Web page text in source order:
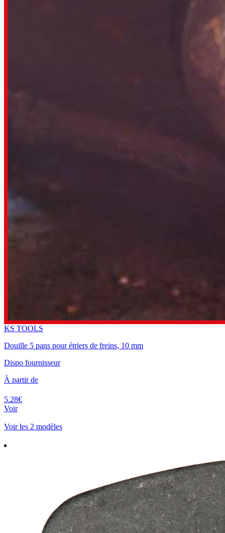
KS TOOLS
Douille 5 pans pour étriers de freins, 10 mm
Dispo fournisseur
À partir de
5.28€
Voir
Voir les 2 modèles